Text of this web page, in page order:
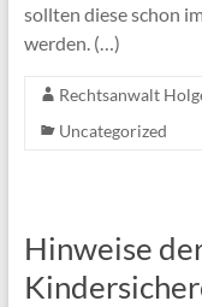
sollten diese schon
werden. (…)
Rechtsanwalt
Uncategorized
Hinweise